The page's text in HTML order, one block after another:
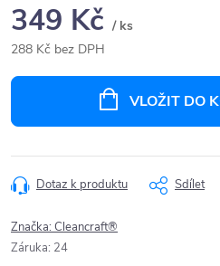
349 Kč / ks
288 Kč bez DPH
VLOŽIT DO
Dotaz k produktu Sdílet
Značka:Cleancraft®
Záruka: 24